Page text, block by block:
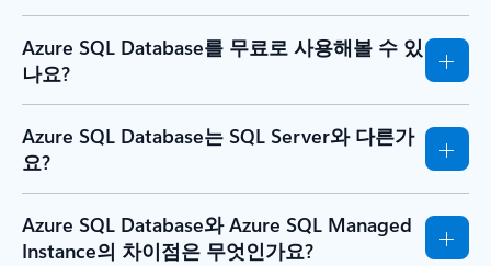
Azure SQL Database를 무료로 사용해볼 수 있
나요?
Azure SQL Database는 SQL Server와 다른가
요?
Azure SQL Database와 Azure SQL Managed
Instance의 차이점은 무엇인가요?